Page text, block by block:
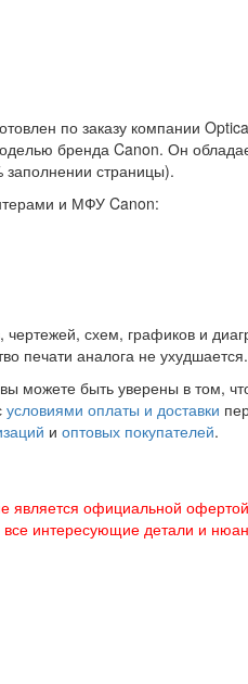
по заказу компании
бренда Canon. Он
заполнении страницы).
и МФУ Canon:
чертежей, схем, графиков и
печати аналога не ухудшается.
можете быть уверены в том,
условиями оплаты и доставки
и оптовых покупателей.
является официальной
интересующие детали и